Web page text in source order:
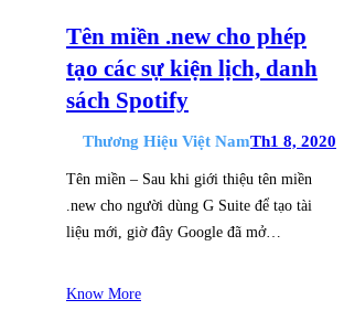
Tên miền .new cho phép
tạo các sự kiện lịch, danh
sách Spotify
Thương Hiệu Việt NamTh1 8, 2020
Tên miền – Sau khi giới thiệu tên miền
.new cho người dùng G Suite để tạo tài
liệu mới, giờ đây Google đã mở…
Know More